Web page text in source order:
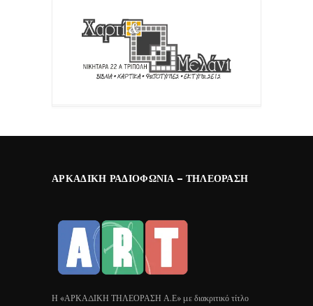
ΑΡΚΑΔΙΚΉ ΡΑΔΙΟΦΩΝΊΑ – ΤΗΛΕΌΡΑΣΗ
Η «ΑΡΚΑΔΙΚΗ ΤΗΛΕΟΡΑΣΗ Α.Ε» με διακριτικό τίτλο